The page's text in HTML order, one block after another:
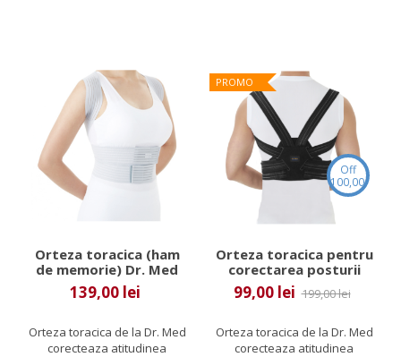
Orteza toracica (ham
de memorie) Dr. Med
139,00 lei
Orteza toracica de la Dr. Med
corecteaza atitudinea
PROMO
Off
100,00 lei
Orteza toracica pentru
corectarea posturii
(ham de memorie) Dr.
Med
99,00 lei 199,00 lei
Orteza toracica de la Dr. Med
corecteaza atitudinea